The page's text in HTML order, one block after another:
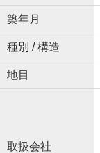
築年月
種別 / 構造
地目
取扱会社